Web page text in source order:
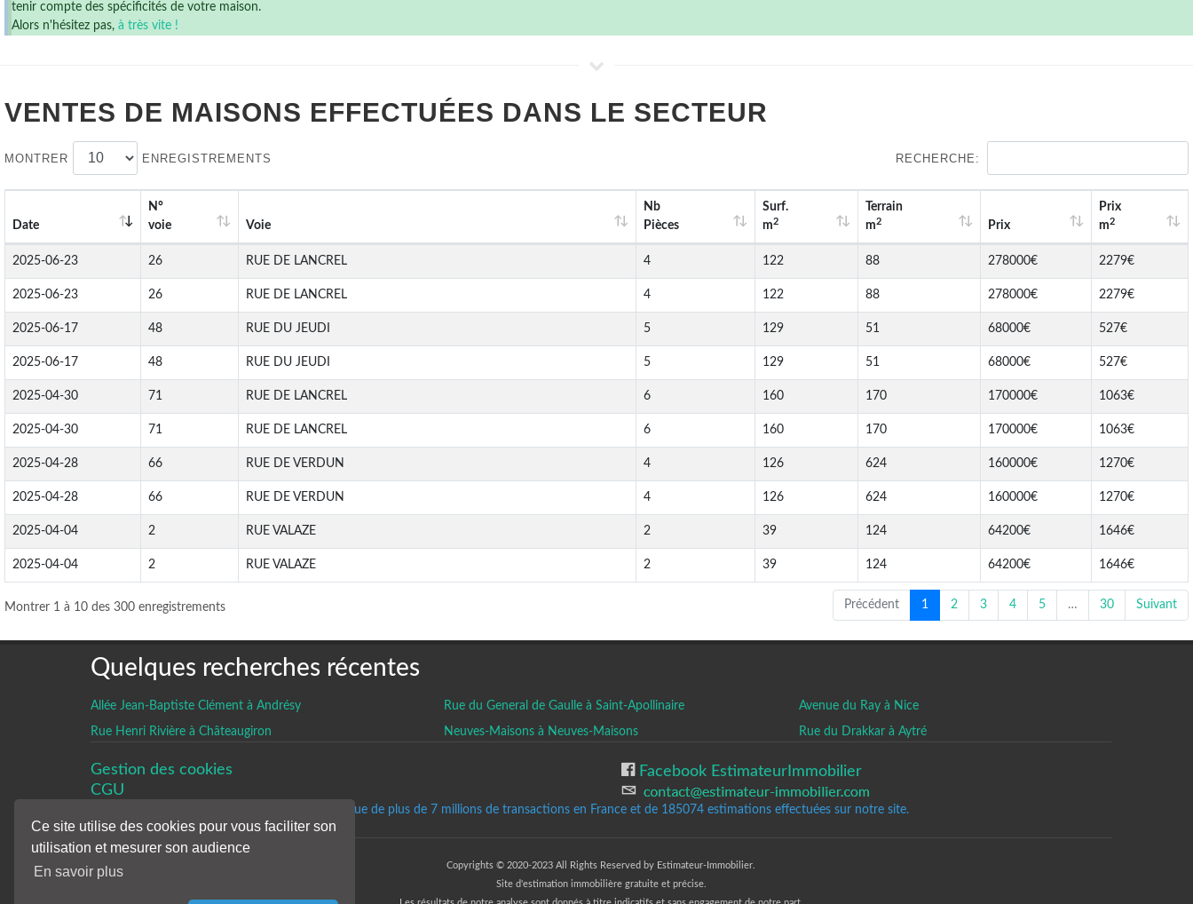
Ce site utilise des cookies pour vous faciliter son
utilisation et mesurer son audience
En savoir plus
tenir compte des spécificités de votre maison.
Alors n'hésitez pas, à très vite !
VENTES DE MAISONS EFFECTUÉES DANS LE SECTEUR
MONTRER ENREGISTREMENTS RECHERCHE:
Date
N°
voie
Voie
Nb
Pièces
Surf.
m2
Terrain
m2 Prix
Prix
m2
2025-06-23 26 RUE DE LANCREL 4 122 88 278000€ 2279€
2025-06-23 26 RUE DE LANCREL 4 122 88 278000€ 2279€
2025-06-17 48 RUE DU JEUDI 5 129 51 68000€ 527€
2025-06-17 48 RUE DU JEUDI 5 129 51 68000€ 527€
2025-04-30 71 RUE DE LANCREL 6 160 170 170000€ 1063€
2025-04-30 71 RUE DE LANCREL 6 160 170 170000€ 1063€
2025-04-28 66 RUE DE VERDUN 4 126 624 160000€ 1270€
2025-04-28 66 RUE DE VERDUN 4 126 624 160000€ 1270€
2025-04-04 2 RUE VALAZE 2 39 124 64200€ 1646€
2025-04-04 2 RUE VALAZE 2 39 124 64200€ 1646€
Montrer 1 à 10 des 300 enregistrements Précédent 1 2 3 4 5 … 30 Suivant
Quelques recherches récentes
Allée Jean-Baptiste Clément à Andrésy Rue du General de Gaulle à Saint-Apollinaire Avenue du Ray à Nice
Rue Henri Rivière à Châteaugiron Neuves-Maisons à Neuves-Maisons Rue du Drakkar à Aytré
Gestion des cookies
Facebook EstimateurImmobilier
CGU
Un historique de plus de 7 millions de transactions en France et de 185074estimations effectuées sur notre site.
Copyrights © 2020-2023 All Rights Reserved by Estimateur-Immobilier.
Site d'estimation immobilière gratuite et précise.